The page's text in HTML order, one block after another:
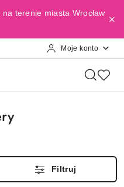
terenie miasta Wrocław
Moje konto
Filtruj